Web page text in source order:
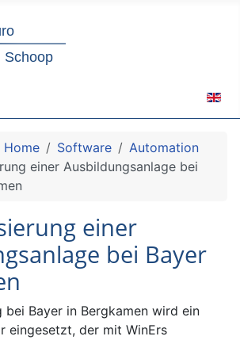
Home Software
Automation
einer Ausbildungsanlage bei
einer
bei Bayer
bei Bayer in Bergkamen wird ein
eingesetzt, der mit WinErs